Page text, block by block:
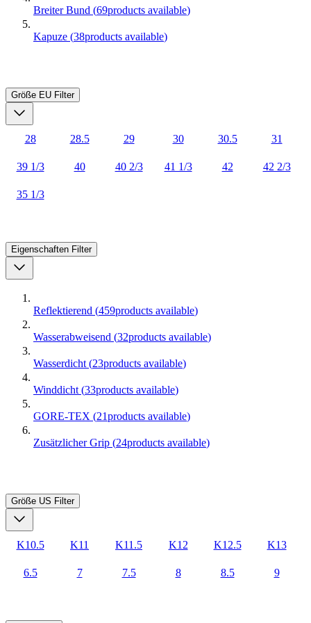
Breiter Bund (69products available)
Kapuze (38products available)
Größe EU Filter
28 28.5 29 30 30.5 31
39 1/3 40 40 2/3 41 1/3 42 42 2/3
35 1/3
Eigenschaften Filter
Reflektierend (459products available)
Wasserabweisend (32products available)
Wasserdicht (23products available)
Winddicht (33products available)
GORE-TEX (21products available)
Zusätzlicher Grip (24products available)
Größe US Filter
K10.5 K11 K11.5 K12 K12.5 K13
6.5 7 7.5 8 8.5 9